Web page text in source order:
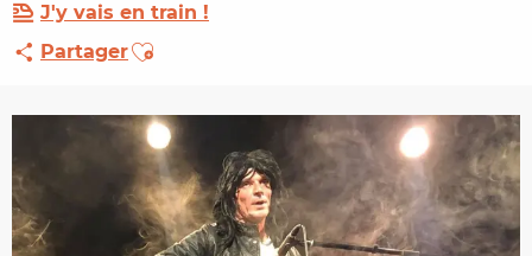
J'y vais en train !
PartagerAjouter aux favoris